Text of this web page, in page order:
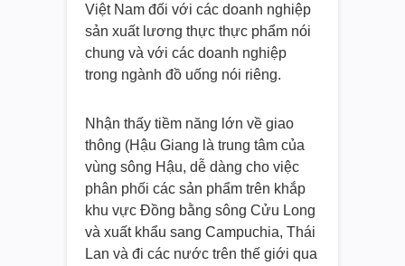
Việt Nam đối với các doanh nghiệp
sản xuất lương thực thực phẩm nói
chung và với các doanh nghiệp
trong ngành đồ uống nói riêng.
Nhận thấy tiềm năng lớn về giao
thông (Hậu Giang là trung tâm của
vùng sông Hậu, dễ dàng cho việc
phân phối các sản phẩm trên khắp
khu vực Đồng bằng sông Cửu Long
và xuất khẩu sang Campuchia, Thái
Lan và đi các nước trên thế giới qua